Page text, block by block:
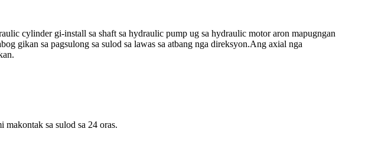
cylinder gi-install sa shaft sa hydraulic pump ug sa hydraulic motor aron mapugngan
gikan sa pagsulong sa sulod sa lawas sa atbang nga direksyon.Ang axial nga
sa sulod sa 24 oras.